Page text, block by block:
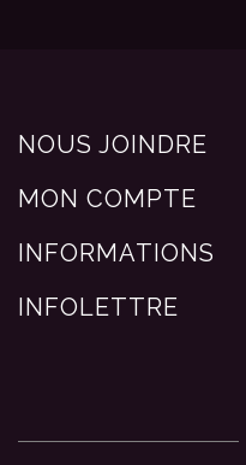
NOUS JOINDRE
MON COMPTE
INFORMATIONS
INFOLETTRE